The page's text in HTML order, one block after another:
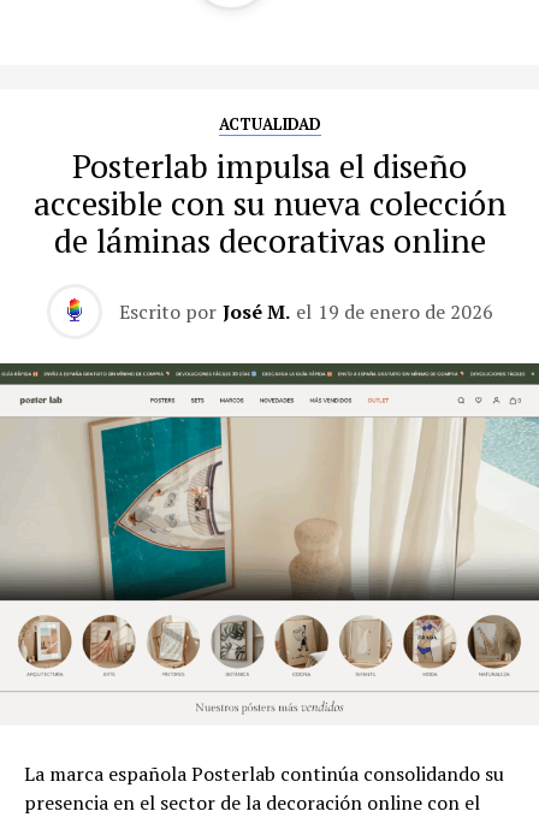
ACTUALIDAD
Posterlab impulsa el diseño
accesible con su nueva colección
de láminas decorativas online
Escrito por José M. el 19 de enero de 2026
La marca española Posterlab continúa consolidando su
presencia en el sector de la decoración online con el